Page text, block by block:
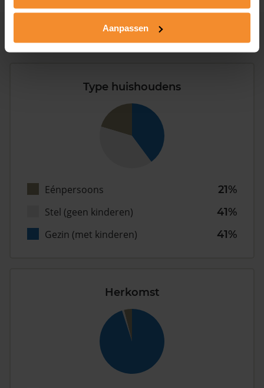
Aanpassen
Type huishoudens
Eénpersoons
21%
Stel (geen kinderen)
41%
Gezin (met kinderen)
41%
Herkomst